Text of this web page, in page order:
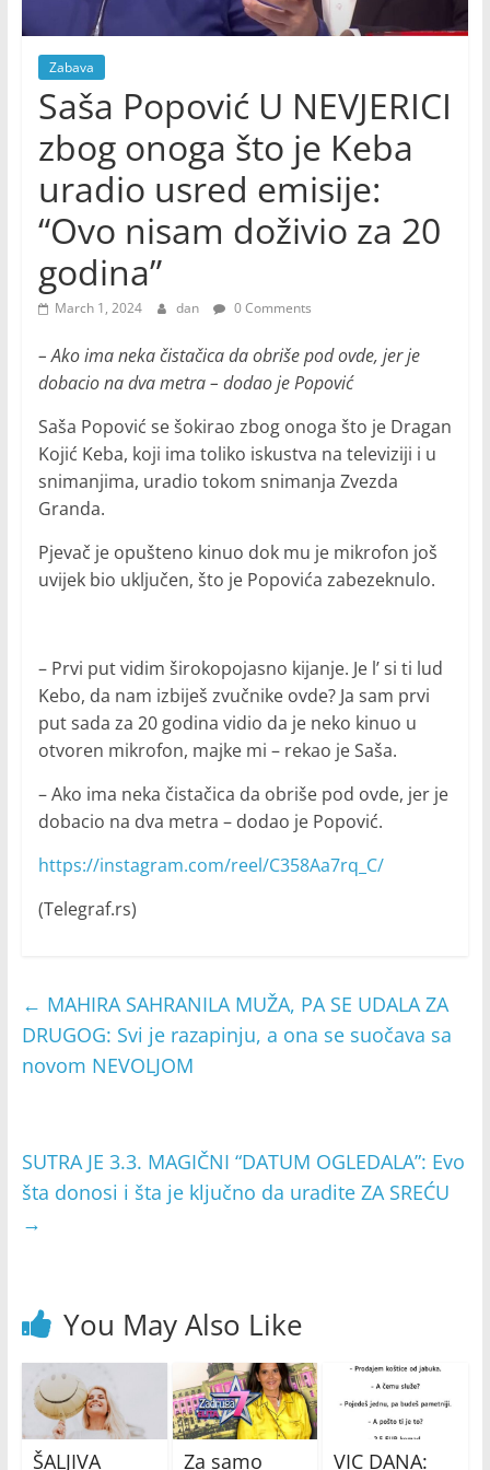
Zabava
Saša Popović U NEVJERICI
zbog onoga što je Keba
uradio usred emisije:
“Ovo nisam doživio za 20
godina”
March 1, 2024 dan 0 Comments
– Ako ima neka čistačica da obriše pod ovde, jer je
dobacio na dva metra – dodao je Popović
Saša Popović se šokirao zbog onoga što je Dragan
Kojić Keba, koji ima toliko iskustva na televiziji i u
snimanjima, uradio tokom snimanja Zvezda
Granda.
Pjevač je opušteno kinuo dok mu je mikrofon još
uvijek bio uključen, što je Popovića zabezeknulo.
– Prvi put vidim širokopojasno kijanje. Je l’ si ti lud
Kebo, da nam izbiješ zvučnike ovde? Ja sam prvi
put sada za 20 godina vidio da je neko kinuo u
otvoren mikrofon, majke mi – rekao je Saša.
– Ako ima neka čistačica da obriše pod ovde, jer je
dobacio na dva metra – dodao je Popović.
https://instagram.com/reel/C358Aa7rq_C/
(Telegraf.rs)
← MAHIRA SAHRANILA MUŽA, PA SE UDALA ZA
DRUGOG: Svi je razapinju, a ona se suočava sa
novom NEVOLJOM
SUTRA JE 3.3. MAGIČNI “DATUM OGLEDALA”: Evo
šta donosi i šta je ključno da uradite ZA SREĆU
→
You May Also Like
ŠALJIVA Za samo VIC DANA: